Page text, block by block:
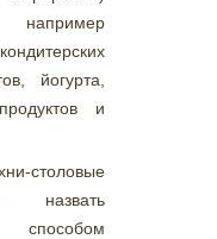
например
йогурта,
и
столовые
способом